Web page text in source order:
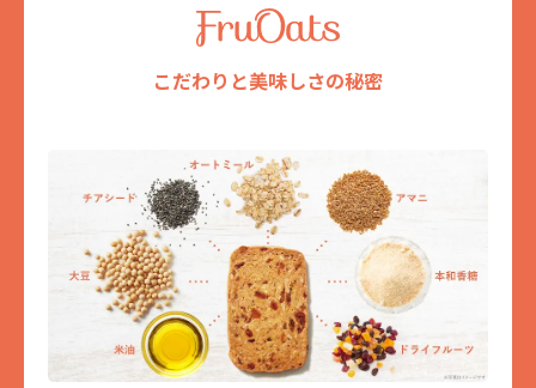
こめ油、砂糖（さとうきび（沖縄県産））、ココナッツ、有機オー
ツ麦、アマニ、チアシード
【イチジクアーモンド】
【アップルシナモン】
水溶性食物繊維（国内製造）、おからパウダー、ドライアップル
（りんご、砂糖）、こめ油、砂糖（さとうきび（沖縄県産））、有
機オーツ麦、シナモン、アマニ、チアシード
【オレンジチョコレート】
水溶性食物繊維（国内製造）、おからパウダー、砂糖（さとうきび
（沖縄県産））、こめ油、チョコレート、有機オーツ麦、オレンジ
果皮、アマニ、チアシード
食塩相当量：0.20g
脂質：2.3g
炭水化物：7.6g
- 糖質：4.0g
- 食物繊維：3.6g
食塩相当量：0.00g
【マンゴーココナッツ】
エネルギー：49kcal
タンパク質：0.9g
こだわりと美味しさの秘密